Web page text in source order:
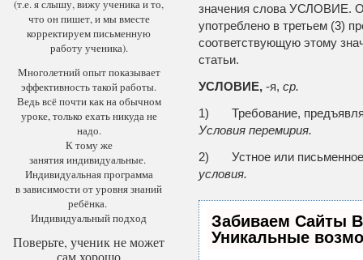
значения слова УСЛОВИЕ.
употреблено в третьем (3)
соответствующую этому
статьи.
УСЛОВИЕ, -я, ср.
1) Требование,
Условия перемирия.
2) Устное или
условия.
Забиваем Сайты
Уникальные
(т.е. я слышу, вижу ученика и то,
что он пишет, и мы вместе
корректируем письменную
работу ученика).
Многолетний опыт показывает
эффективность такой работы.
Ведь всё почти как на обычном
уроке, только ехать никуда не
надо.
К тому же
занятия индивидуальные.
Индивидуальная программа
в зависимости от уровня знаний
ребёнка.
Индивидуальный подход
Поверьте, ученик не может
сам хорошо